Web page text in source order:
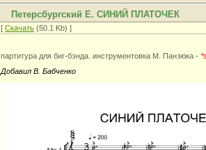
Петерсбургский Е. СИНИЙ ПЛАТОЧЕК
[ Скачать (50.1 Kb) ]
партитура для биг-бэнда. инструментовка М. Панзюка -
Добавил В. Бабченко